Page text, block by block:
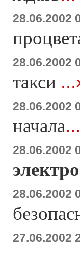
28.06.2002
28.06.2002
такси
28.06.2002
начала
28.06.2002
28.06.2002
27.06.2002